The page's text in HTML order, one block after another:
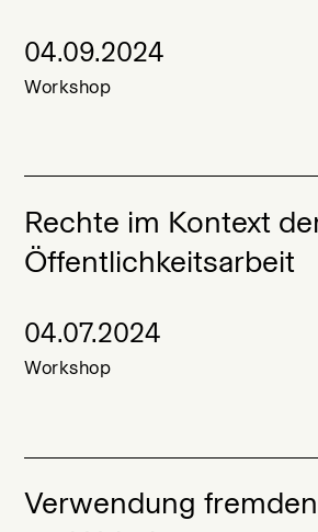
04.09.2024
Workshop
Rechte im Kontext
Öffentlichkeitsarbeit
04.07.2024
Workshop
Verwendung